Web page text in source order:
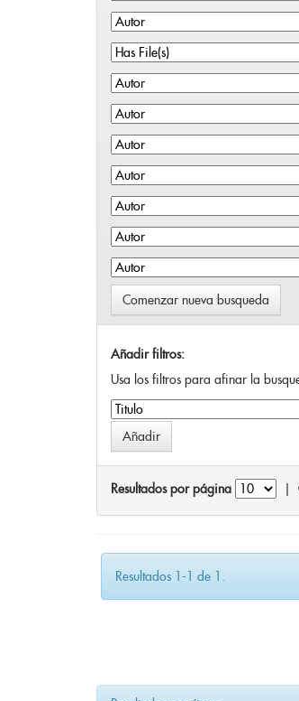
Comenzar nueva busqueda
Añadir filtros:
Usa los filtros para afinar la
Resultados por página
Resultados 1-1 de 1.